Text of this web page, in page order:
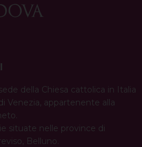
della Chiesa cattolica in Italia
Venezia, appartenente alla
situate nelle province di
Belluno.